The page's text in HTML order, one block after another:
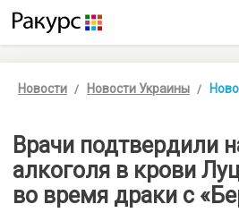
Новости Новости Украины
Врачи подтвердили
алкоголя в крови
во время драки с